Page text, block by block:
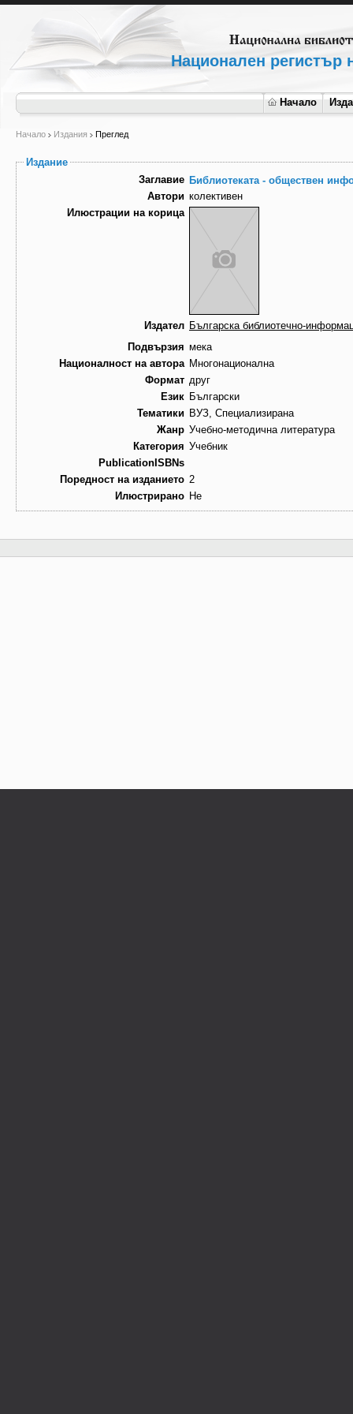
Национален регистър
Начало
Начало Издания Преглед
Издание
Заглавие Библиотеката - обществен
Автори колективен
Илюстрации на корица
Издател Българска библиотечно-
Подвързия мека
Националност на автора Многонационална
Формат друг
Език Български
Тематики ВУЗ, Специализирана
Жанр Учебно-методична литература
Категория Учебник
PublicationISBNs
Поредност на изданието 2
Илюстрирано Не